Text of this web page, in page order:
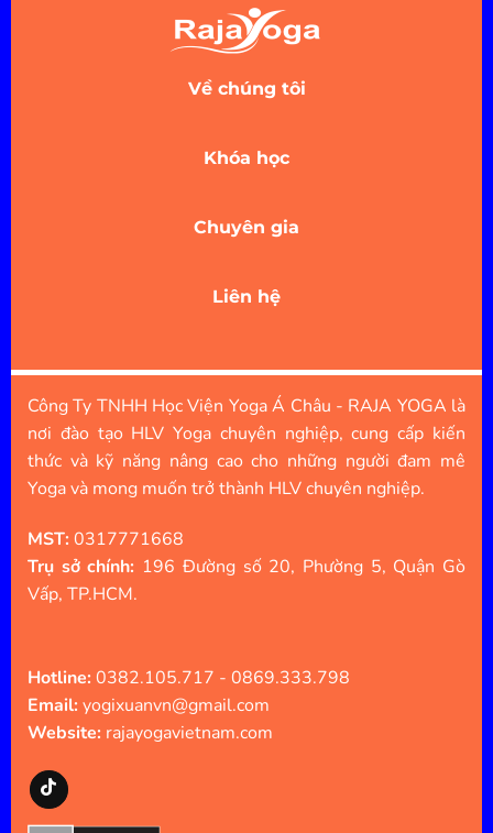
Về chúng tôi
Khóa học
Chuyên gia
Liên hệ
Công Ty TNHH Học Viện Yoga Á Châu - RAJA YOGA là
nơi đào tạo HLV Yoga chuyên nghiệp, cung cấp kiến
thức và kỹ năng nâng cao cho những người đam mê
Yoga và mong muốn trở thành HLV chuyên nghiệp.
MST:0317771668
Trụ sở chính: 196 Đường số 20, Phường 5, Quận Gò
Vấp, TP.HCM.
Hotline:0382.105.717 - 0869.333.798
Email:yogixuanvn@gmail.com
Website: rajayogavietnam.com